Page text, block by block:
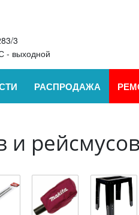
3
- выходной
РАСПРОДАЖА
и рейсмусов